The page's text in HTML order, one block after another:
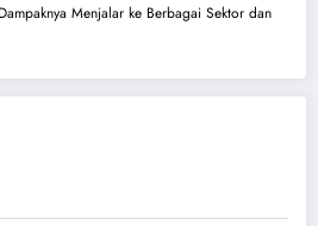
Menjalar ke Berbagai Sektor dan